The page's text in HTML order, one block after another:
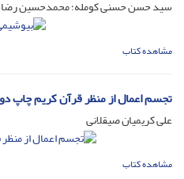
سید حسن حسنی کومله؛ محمدحسین
مشاهده کتاب
تجسم اعمال از منظر قرآن کریم چاپ
علی کریمیان صیقلانی
مشاهده کتاب